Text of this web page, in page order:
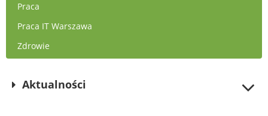
Praca
Praca IT Warszawa
Zdrowie
Aktualności